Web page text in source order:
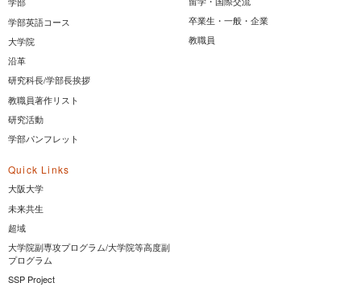
学部英語コース
大学院
沿革
研究科長/学部長挨拶
教職員著作リスト
研究活動
学部パンフレット
卒業生・一般・企業
教職員
Quick Links
大阪大学
未来共生
超域
大学院副専攻プログラム/大学院等高度副
プログラム
SSP Project